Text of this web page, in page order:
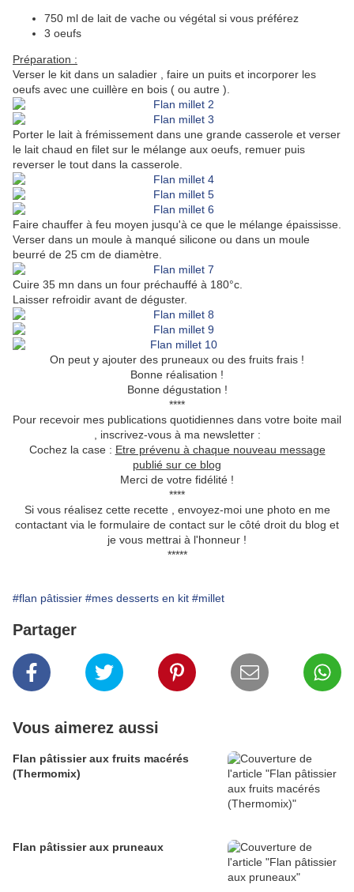
750 ml de lait de vache ou végétal si vous préférez
3 oeufs
Préparation :
Verser le kit dans un saladier , faire un puits et incorporer les
oeufs avec une cuillère en bois ( ou autre ).
Porter le lait à frémissement dans une grande casserole et verser
le lait chaud en filet sur le mélange aux oeufs, remuer puis
reverser le tout dans la casserole.
Faire chauffer à feu moyen jusqu'à ce que le mélange épaississe.
Verser dans un moule à manqué silicone ou dans un moule
beurré de 25 cm de diamètre.
Cuire 35 mn dans un four préchauffé à 180°c.
Laisser refroidir avant de déguster.
On peut y ajouter des pruneaux ou des fruits frais !
Bonne réalisation !
Bonne dégustation !
****
Pour recevoir mes publications quotidiennes dans votre boite mail
, inscrivez-vous à ma newsletter :
Cochez la case : Etre prévenu à chaque nouveau message
publié sur ce blog
Merci de votre fidélité !
****
Si vous réalisez cette recette , envoyez-moi une photo en me
contactant via le formulaire de contact sur le côté droit du blog et
je vous mettrai à l'honneur !
*****
#flan pâtissier #mes desserts en kit #millet
Partager
Vous aimerez aussi
Flan pâtissier aux fruits macérés
(Thermomix)
Flan pâtissier aux pruneaux